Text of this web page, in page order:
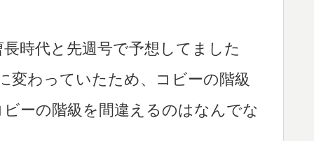
時代と先週号で予想してました
変わっていたため、コビーの階級
ーの階級を間違えるのはなんでな